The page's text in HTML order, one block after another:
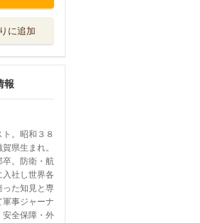
に追加
報
。昭和３８
県生まれ。
卒。防衛・航
入社し世界各
った知見と専
軍事ジャーナ
安全保障・外